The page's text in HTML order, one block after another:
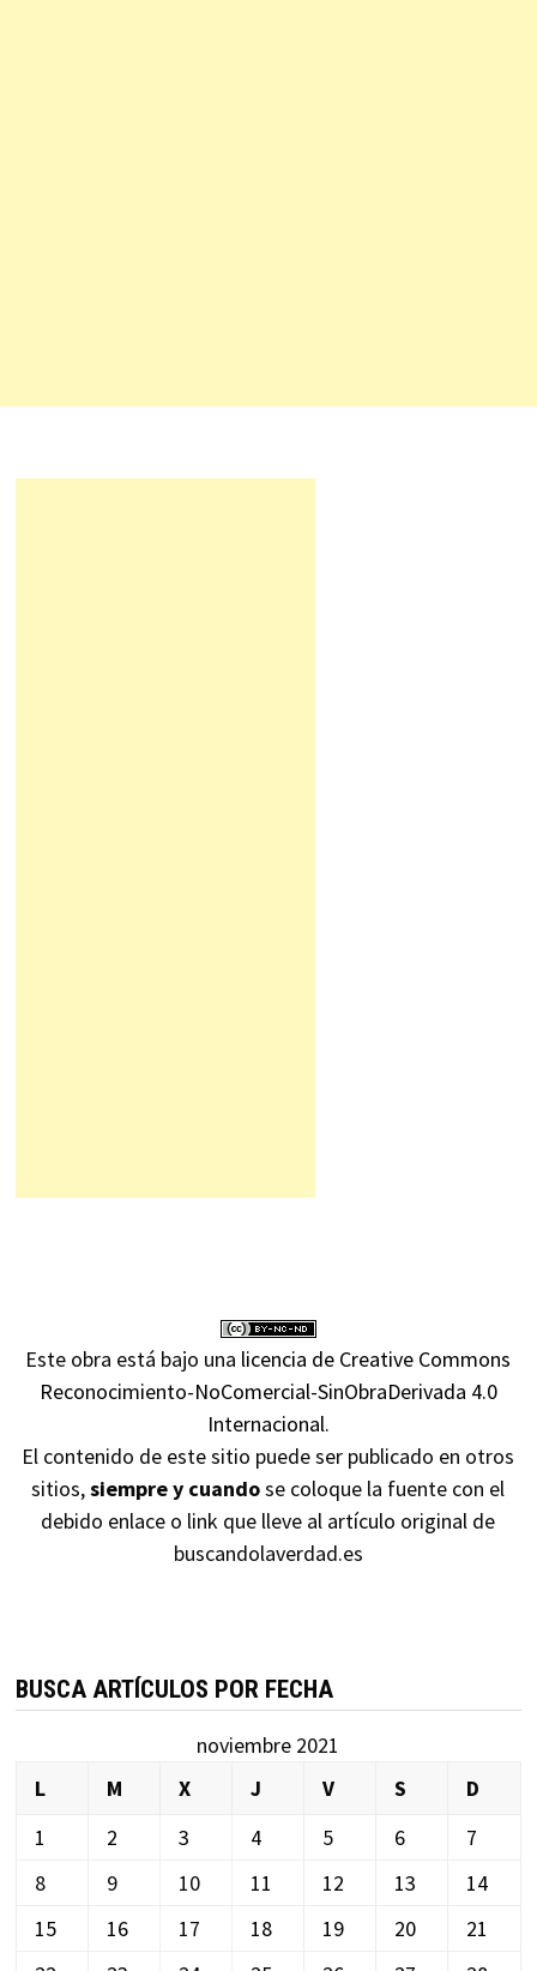
Este obra está bajo una licencia de Creative Commons
Reconocimiento-NoComercial-SinObraDerivada 4.0
Internacional.
El contenido de este sitio puede ser publicado en otros
sitios,siempre y cuandose coloque la fuente con el
debido enlace o link que lleve al artículo original de
buscandolaverdad.es
BUSCA ARTÍCULOS POR FECHA
noviembre 2021
L
M X J V S
D
1
2 3 4 5 6
7
8
9 10 11 12 13
14
15
16 17 18 19 20
21